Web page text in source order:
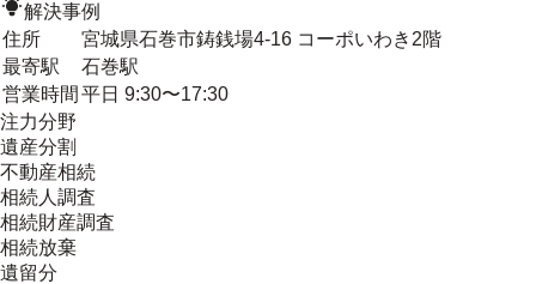
解決事例
住所
宮城県石巻市鋳銭場4-16 コーポいわき2階
最寄駅
石巻駅
営業時間 平日 9:30〜17:30
注力分野
遺産分割
不動産相続
相続人調査
相続財産調査
相続放棄
遺留分